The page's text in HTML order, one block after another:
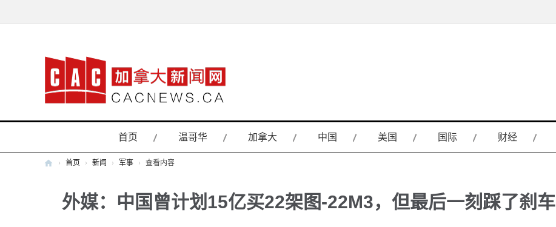
首页 温哥华 加拿大 中国 美国 国际 财经
› 首页 › 新闻 › 军事 › 查看内容
外媒：中国曾计划15亿买22架图-22M3，但最后一刻踩了刹车